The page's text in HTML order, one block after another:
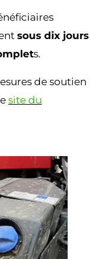
sous dix jours
s.
de soutien
site du